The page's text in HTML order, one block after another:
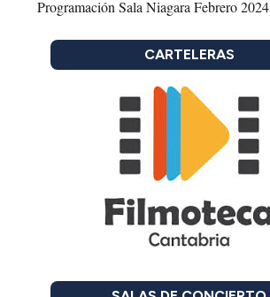
Programación Sala Niagara Febrero 2024
CARTELERAS